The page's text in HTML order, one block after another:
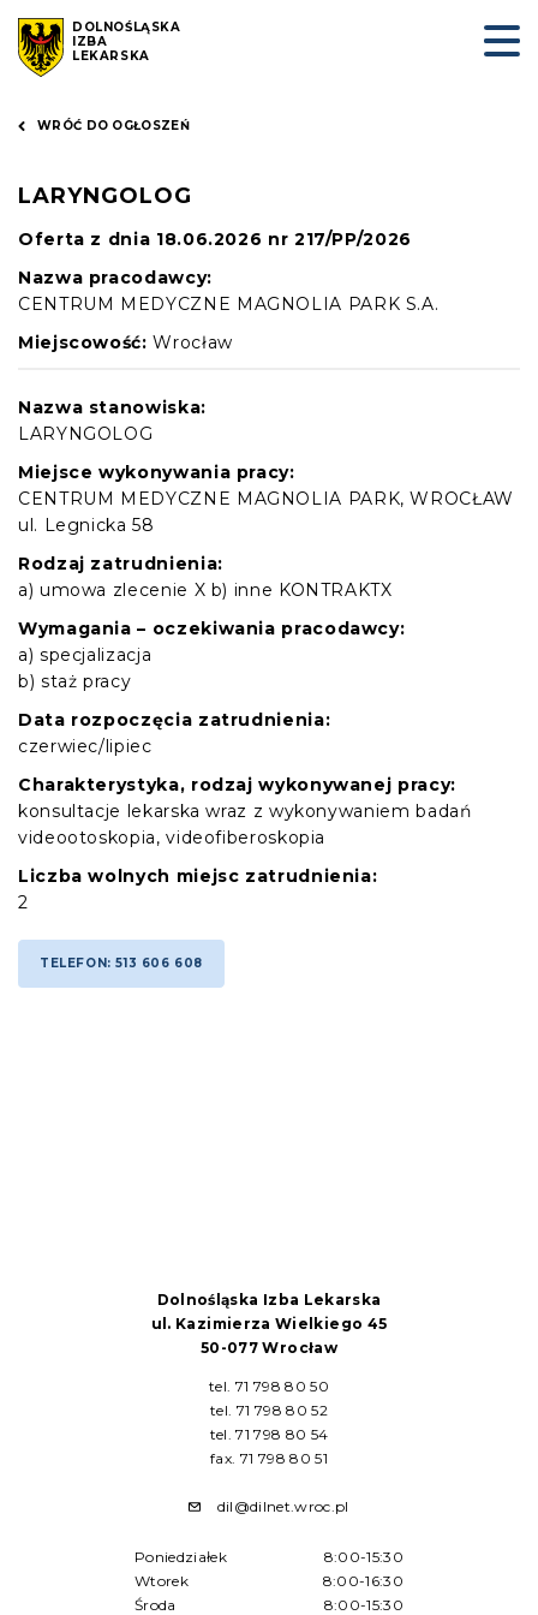
DOLNOŚLĄSKA
IZBA
LEKARSKA
WRÓĆ DO OGŁOSZEŃ
LARYNGOLOG
Oferta z dnia 18.06.2026 nr 217/PP/2026
Nazwa pracodawcy:
CENTRUM MEDYCZNE MAGNOLIA PARK S.A.
Miejscowość: Wrocław
Nazwa stanowiska:
LARYNGOLOG
Miejsce wykonywania pracy:
CENTRUM MEDYCZNE MAGNOLIA PARK, WROCŁAW
ul. Legnicka 58
Rodzaj zatrudnienia:
a) umowa zlecenie X b) inne KONTRAKTX
Wymagania – oczekiwania pracodawcy:
a) specjalizacja
b) staż pracy
Data rozpoczęcia zatrudnienia:
czerwiec/lipiec
Charakterystyka, rodzaj wykonywanej pracy:
konsultacje lekarska wraz z wykonywaniem badań
videootoskopia, videofiberoskopia
Liczba wolnych miejsc zatrudnienia:
2
TELEFON: 513 606 608
Dolnośląska Izba Lekarska
ul. Kazimierza Wielkiego 45
50-077 Wrocław
tel. 71 798 80 50
tel. 71 798 80 52
tel. 71 798 80 54
fax. 71 798 80 51
dil@dilnet.wroc.pl
Poniedziałek
8:00-15:30
Wtorek
8:00-16:30
Środa
8:00-15:30